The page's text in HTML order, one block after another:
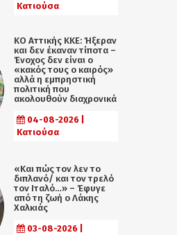
Κατιούσα
KO Αττικής ΚΚΕ: Ήξεραν
και δεν έκαναν τίποτα –
Ένοχος δεν είναι ο
«κακός τους ο καιρός»
αλλά η εµπρηστική
πολιτική που
ακολουθούν διαχρονικά
04-08-2026 |
Κατιούσα
«Και πώς τον λεν το
διπλανό/ και τον τρελό
τον Ιταλό…» – Έφυγε
από τη ζωή ο Λάκης
Χαλκιάς
03-08-2026 |